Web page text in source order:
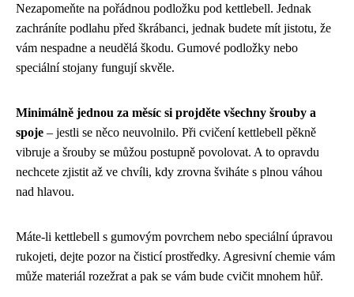
Nezapomeňte na pořádnou podložku pod kettlebell. Jednak
zachráníte podlahu před škrábanci, jednak budete mít jistotu, že
vám nespadne a neudělá škodu. Gumové podložky nebo
speciální stojany fungují skvěle.
Minimálně jednou za měsíc si projděte všechny šrouby a
spoje – jestli se něco neuvolnilo. Při cvičení kettlebell pěkně
vibruje a šrouby se můžou postupně povolovat. A to opravdu
nechcete zjistit až ve chvíli, kdy zrovna šviháte s plnou váhou
nad hlavou.
Máte-li kettlebell s gumovým povrchem nebo speciální úpravou
rukojeti, dejte pozor na čisticí prostředky. Agresivní chemie vám
může materiál rozežrat a pak se vám bude cvičit mnohem hůř.